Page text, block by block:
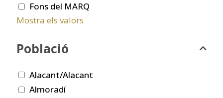
Fons del MARQ
Mostra els valors
Població
Alacant/Alacant
Almoradí